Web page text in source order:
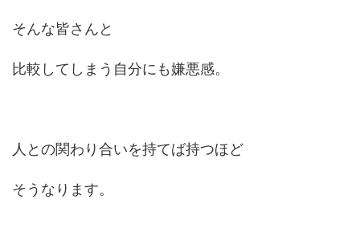
そんな皆さんと
比較してしまう自分にも嫌悪感。
人との関わり合いを持てば持つほど
そうなります。